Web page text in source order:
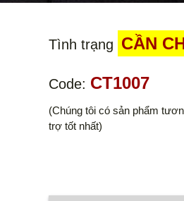
Tình trạng CẦN
Code: CT1007
(Chúng tôi có sản phẩm
trợ tốt nhất)